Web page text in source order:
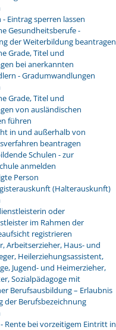
Eintrag sperren lassen
Gesundheitsberufe -
der Weiterbildung beantragen
Grade, Titel und
bei anerkannten
- Gradumwandlungen
Grade, Titel und
von ausländischen
führen
in und außerhalb von
beantragen
Schulen - zur
anmelden
Person
(Halterauskunft)
oder
im Rahmen der
registrieren
Arbeitserzieher, Haus- und
Heilerziehungsassistent,
Jugend- und Heimerzieher,
Sozialpädagoge mit
Berufsausbildung – Erlaubnis
der Berufsbezeichnung
Rente bei vorzeitigem Eintritt in